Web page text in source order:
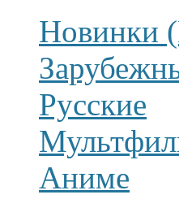
Новинки
Русские
Аниме